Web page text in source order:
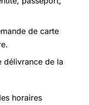
de carte
délivrance de la
horaires